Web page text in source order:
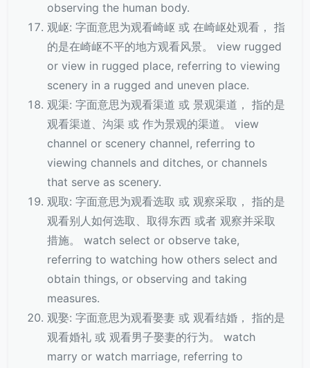
observing the human body.
观岖: 字面意思为观看崎岖 或 在崎岖处观看， 指
的是在崎岖不平的地方观看风景。 view rugged
or view in rugged place, referring to viewing
scenery in a rugged and uneven place.
观渠: 字面意思为观看渠道 或 景观渠道， 指的是
观看渠道、沟渠 或 作为景观的渠道。 view
channel or scenery channel, referring to
viewing channels and ditches, or channels
that serve as scenery.
观取: 字面意思为观看选取 或 观察采取， 指的是
观看别人如何选取、取得东西 或者 观察并采取
措施。 watch select or observe take,
referring to watching how others select and
obtain things, or observing and taking
measures.
观娶: 字面意思为观看娶妻 或 观看结婚， 指的是
观看婚礼 或 观看男子娶妻的行为。 watch
marry or watch marriage, referring to